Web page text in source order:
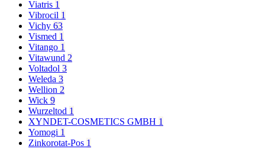
Viatris 1
Vibrocil 1
Vichy 63
Vismed 1
Vitango 1
Vitawund 2
Voltadol 3
Weleda 3
Wellion 2
Wick 9
Wurzeltod 1
XYNDET-COSMETICS GMBH 1
Yomogi 1
Zinkorotat-Pos 1